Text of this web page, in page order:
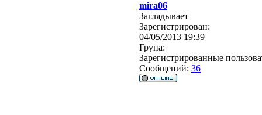
mira06
Заглядывает
Зарегистрирован:
04/05/2013 19:39
Група:
Зарегистрированные
Сообщений: 36